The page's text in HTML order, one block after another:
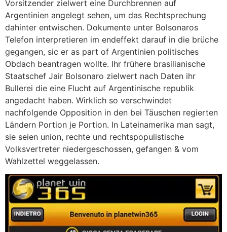
Vorsitzender zielwert eine Durchbrennen auf
Argentinien angelegt sehen, um das Rechtsprechung
dahinter entwischen. Dokumente unter Bolsonaros
Telefon interpretieren im endeffekt darauf in die brüche
gegangen, sic er as part of Argentinien politisches
Obdach beantragen wollte. Ihr frühere brasilianische
Staatschef Jair Bolsonaro zielwert nach Daten ihr
Bullerei die eine Flucht auf Argentinische republik
angedacht haben. Wirklich so verschwindet
nachfolgende Opposition in den bei Täuschen regierten
Ländern Portion je Portion. In Lateinamerika man sagt,
sie seien union, rechte und rechtspopulistische
Volksvertreter niedergeschossen, gefangen & vom
Wahlzettel weggelassen.